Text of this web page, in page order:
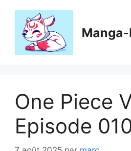
contenu
One Piece
Episode